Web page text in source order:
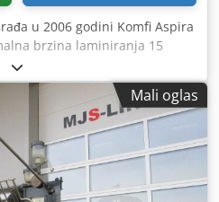
u 2006 godini Komfi Aspira
brzina laminiranja 15
52 cm Veličina lista max.
papira. 115-350g/sqm.
Mali oglas